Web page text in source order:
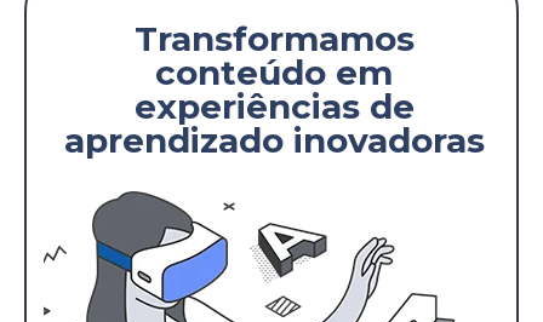
Transformamos
conteúdo em
experiências de
aprendizado inovadoras